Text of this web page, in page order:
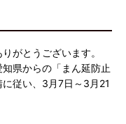
がとうございます。
県からの「まん延防止
従い、3月7日～3月21